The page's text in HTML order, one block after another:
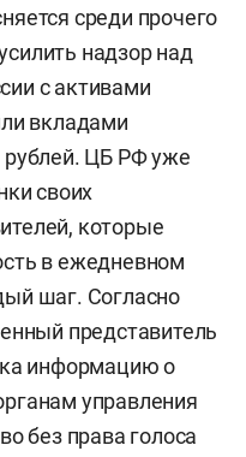
среди прочего
надзор над
с активами
вкладами
ЦБ РФ уже
своих
которые
в ежедневном
шаг. Согласно
представитель
информацию о
управления
без права голоса